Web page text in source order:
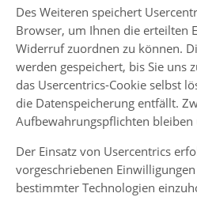
Des Weiteren speichert
Browser, um Ihnen die erteilten
Widerruf zuordnen zu können.
werden gespeichert, bis Sie uns
das Usercentrics-Cookie selbst
die Datenspeicherung entfällt.
Aufbewahrungspflichten
Der Einsatz von Usercentrics
vorgeschriebenen
bestimmter Technologien